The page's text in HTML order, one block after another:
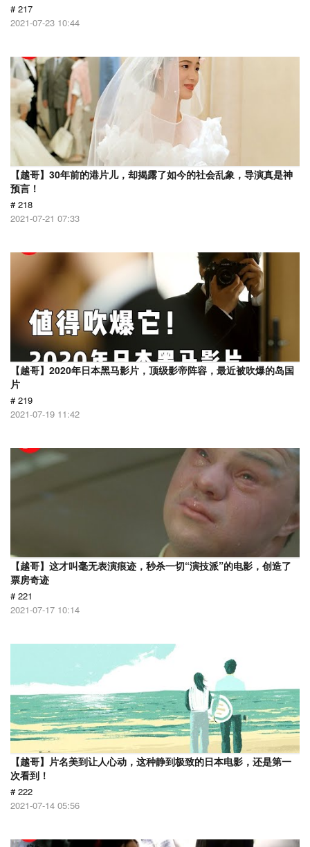
# 217
2021-07-23 10:44
【越哥】30年前的港片儿，却揭露了如今的社会乱象，导演真是神
预言！
# 218
2021-07-21 07:33
【越哥】2020年日本黑马影片，顶级影帝阵容，最近被吹爆的岛国
片
# 219
2021-07-19 11:42
【越哥】这才叫毫无表演痕迹，秒杀一切“演技派”的电影，创造了
票房奇迹
# 221
2021-07-17 10:14
【越哥】片名美到让人心动，这种静到极致的日本电影，还是第一
次看到！
# 222
2021-07-14 05:56